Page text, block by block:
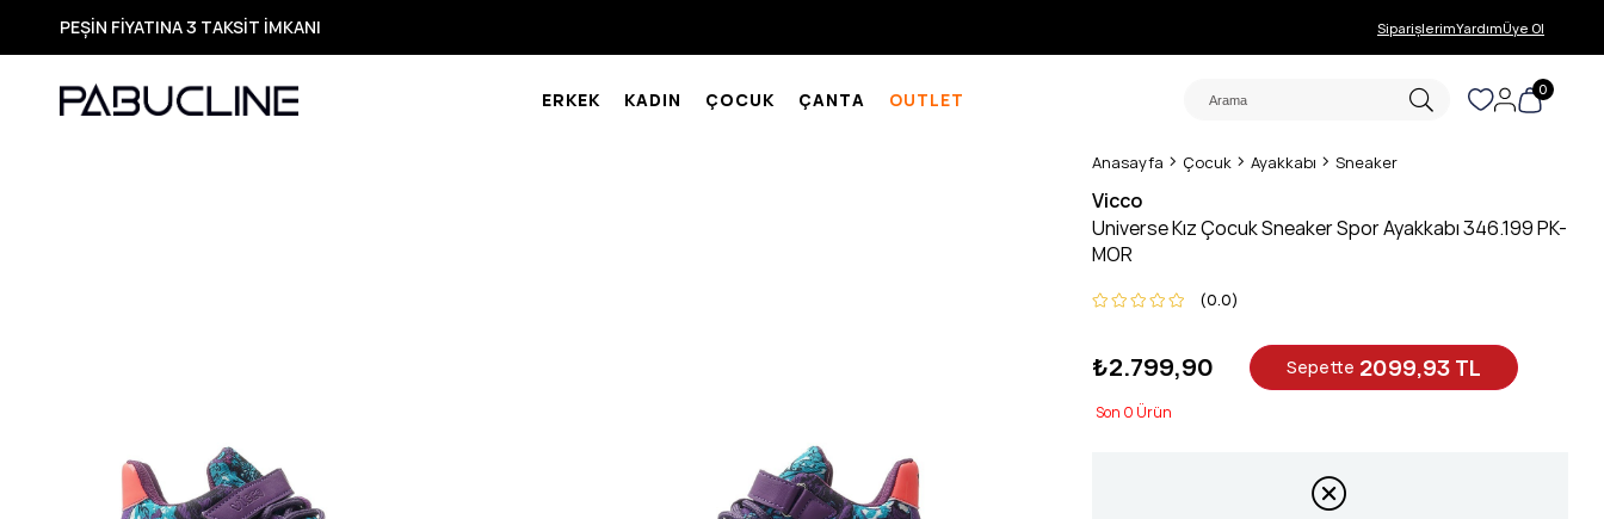
TÜM ÜRÜNLERDE ÜCRETSİZ KARGO
Yeni Sezon Ürünlerde Özel Fırsatlar
Seçili Ürünlerde Hızlı Teslimat
SiparişlerimYardımÜye Ol
ERKEK KADIN ÇOCUK ÇANTA OUTLET 0
Anasayfa Çocuk Ayakkabı Sneaker
Vicco
Universe Kız Çocuk Sneaker Spor Ayakkabı 346.199 PK-
MOR
0.0
₺2.799,90 Sepette 2099,93 TL
0